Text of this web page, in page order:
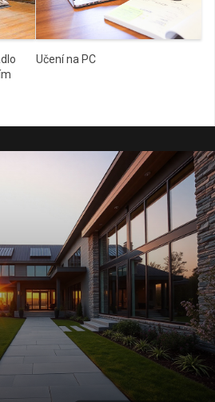
Učení na PC